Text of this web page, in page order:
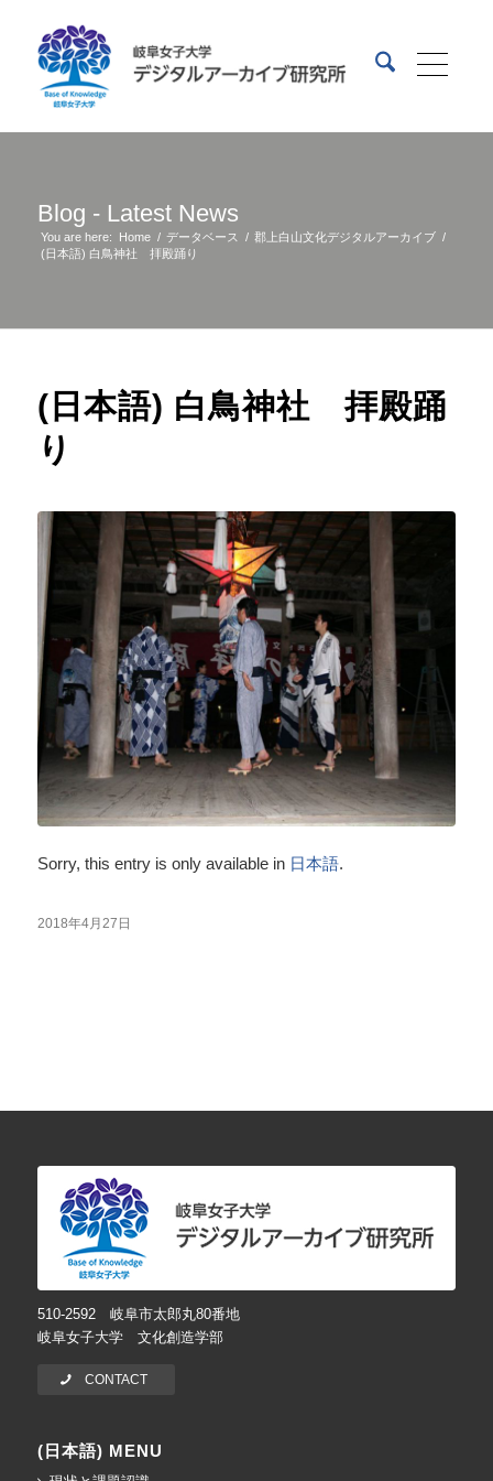
Blog - Latest News
You are here: Home / データベース / 郡上白山文化デジタルアーカイブ /
(日本語) 白鳥神社 拝殿踊り
(日本語) 白鳥神社 拝殿踊
り
Sorry, this entry is only available in 日本語.
2018年4月27日
510-2592 岐阜市太郎丸80番地
岐阜女子大学 文化創造学部
CONTACT
(日本語) MENU